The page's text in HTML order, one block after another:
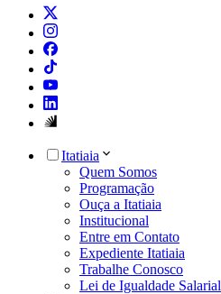
Itatiaia
Quem Somos
Programação
Ouça a Itatiaia
Institucional
Entre em Contato
Expediente Itatiaia
Trabalhe Conosco
Lei de Igualdade Salarial